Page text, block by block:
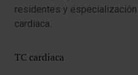
residentes y
cardiaca.
TC cardiaca